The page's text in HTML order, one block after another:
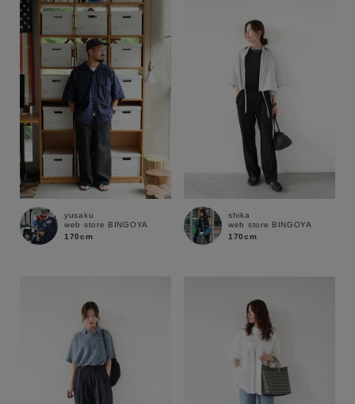
yusaku
web store BINGOYA
170cm
shika
web store BINGOYA
170cm